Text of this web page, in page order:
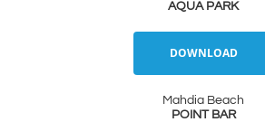
AQUA PARK
DOWNLOAD
Mahdia Beach
POINT BAR